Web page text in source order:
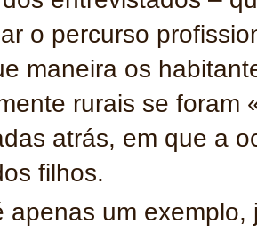
o percurso
maneira os
rurais se foram
atrás, em que a
filhos.
apenas um